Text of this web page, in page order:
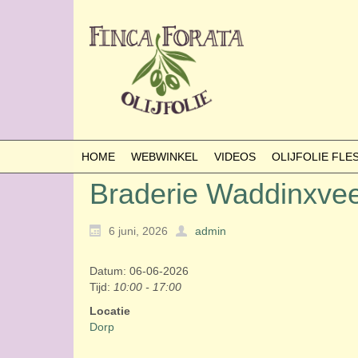
HOME WEBWINKEL VIDEOS OLIJFOLIE
Braderie
6 juni, 2026
admin
Datum: 06-06-2026
Tijd: 10:00 - 17:00
Locatie
Dorp